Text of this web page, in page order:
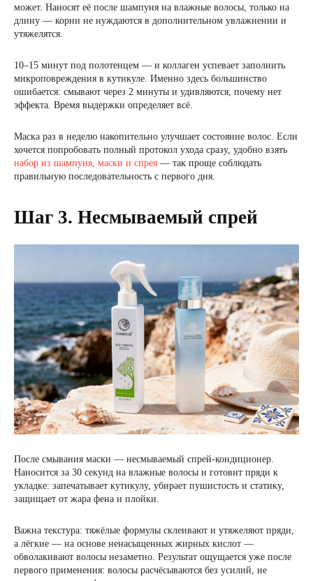
может. Наносят её после шампуня на влажные волосы, только на
длину — корни не нуждаются в дополнительном увлажнении и
утяжелятся.
10–15 минут под полотенцем — и коллаген успевает заполнить
микроповреждения в кутикуле. Именно здесь большинство
ошибается: смывают через 2 минуты и удивляются, почему нет
эффекта. Время выдержки определяет всё.
Маска раз в неделю накопительно улучшает состояние волос. Если
хочется попробовать полный протокол ухода сразу, удобно взять
набор из шампуня, маски и спрея — так проще соблюдать
правильную последовательность с первого дня.
Шаг 3. Несмываемый спрей
После смывания маски — несмываемый спрей-кондиционер.
Наносится за 30 секунд на влажные волосы и готовит пряди к
укладке: запечатывает кутикулу, убирает пушистость и статику,
защищает от жара фена и плойки.
Важна текстура: тяжёлые формулы склеивают и утяжеляют пряди,
а лёгкие — на основе ненасыщенных жирных кислот —
обволакивают волосы незаметно. Результат ощущается уже после
первого применения: волосы расчёсываются без усилий, не